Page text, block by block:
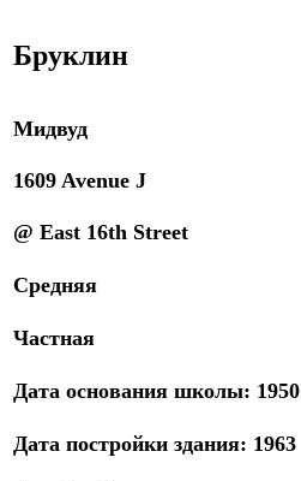
Бруклин
Мидвуд
1609 Avenue J
@ East 16th Street
Средняя
Частная
Дата основания школы: 1950
Дата постройки здания: 1963